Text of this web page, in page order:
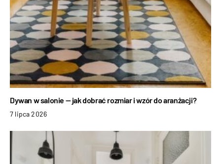
Dywan w salonie — jak dobrać rozmiar i wzór do aranżacji?
7 lipca 2026